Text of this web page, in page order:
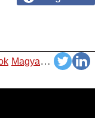
Magyar Videók